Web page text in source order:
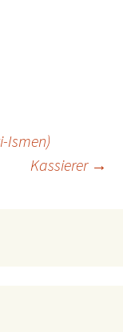
Ismen)
Kassierer →